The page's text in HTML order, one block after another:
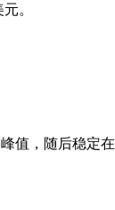
。
值，随后稳定在